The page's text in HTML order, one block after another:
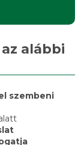
alábbi
szembeni